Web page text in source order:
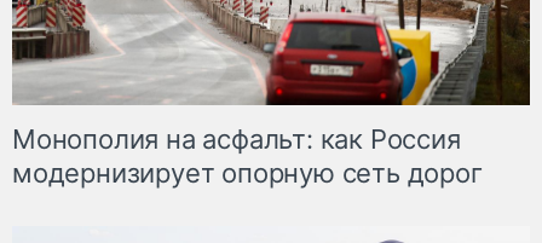
Монополия на асфальт: как Россия
модернизирует опорную сеть дорог